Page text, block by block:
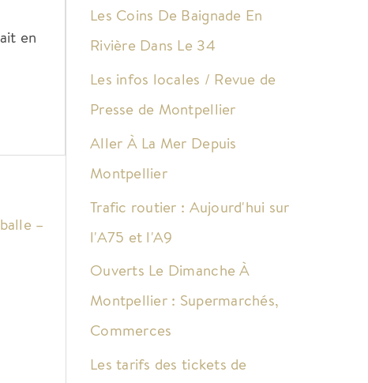
en
–
Les Coins De Baignade En
Rivière Dans Le 34
Les infos locales / Revue de
Presse de Montpellier
Aller À La Mer Depuis
Montpellier
Trafic routier : Aujourd'hui sur
l'A75 et l'A9
Ouverts Le Dimanche À
Montpellier : Supermarchés,
Commerces
Les tarifs des tickets de